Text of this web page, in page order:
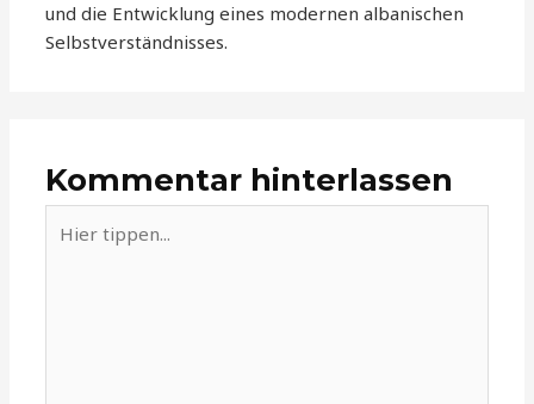
und die Entwicklung eines modernen albanischen
Selbstverständnisses.
Kommentar hinterlassen
tippen...